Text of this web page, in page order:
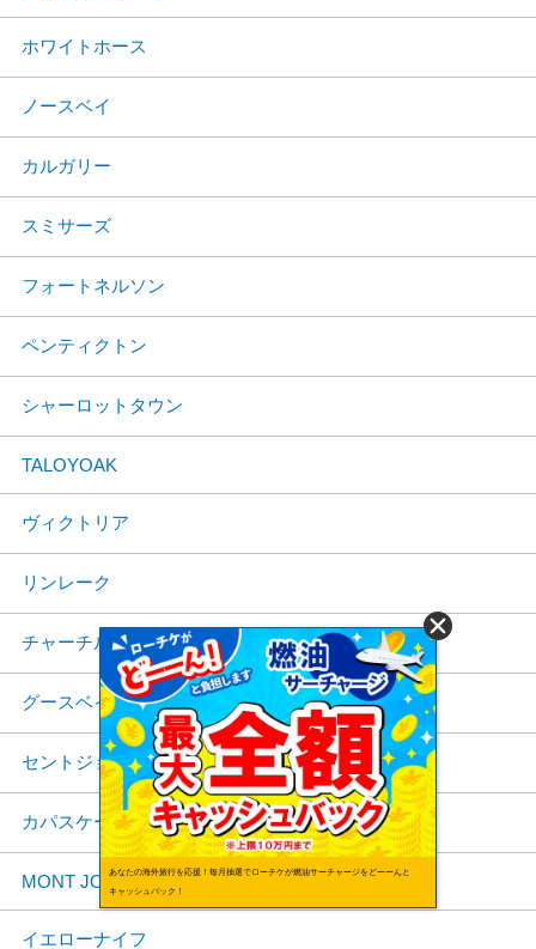
ホワイトホース
ノースベイ
カルガリー
スミサーズ
フォートネルソン
ペンティクトン
シャーロットタウン
TALOYOAK
ヴィクトリア
リンレーク
チャーチル
グースベイ
セントジョーンズ
カパスケーシング
MONT JOLI
イエローナイフ
あなたの海外旅行を応援！毎月抽選でローチケが燃油サーチャージをどーーんと
キャッシュバック！